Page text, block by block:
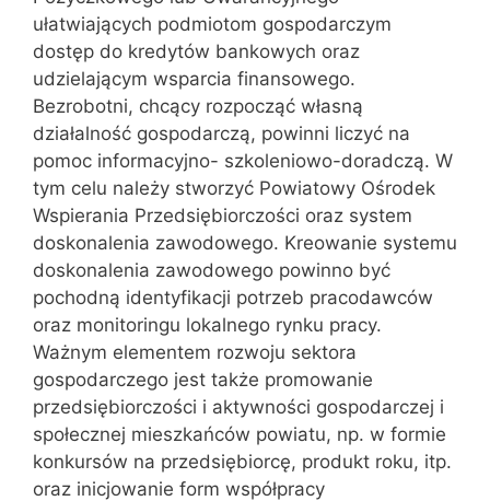
ułatwiających podmiotom gospodarczym
dostęp do kredytów bankowych oraz
udzielającym wsparcia finansowego.
Bezrobotni, chcący rozpocząć własną
działalność gospodarczą, powinni liczyć na
pomoc informacyjno- szkoleniowo-doradczą. W
tym celu należy stworzyć Powiatowy Ośrodek
Wspierania Przedsiębiorczości oraz system
doskonalenia zawodowego. Kreowanie systemu
doskonalenia zawodowego powinno być
pochodną identyfikacji potrzeb pracodawców
oraz monitoringu lokalnego rynku pracy.
Ważnym elementem rozwoju sektora
gospodarczego jest także promowanie
przedsiębiorczości i aktywności gospodarczej i
społecznej mieszkańców powiatu, np. w formie
konkursów na przedsiębiorcę, produkt roku, itp.
oraz inicjowanie form współpracy